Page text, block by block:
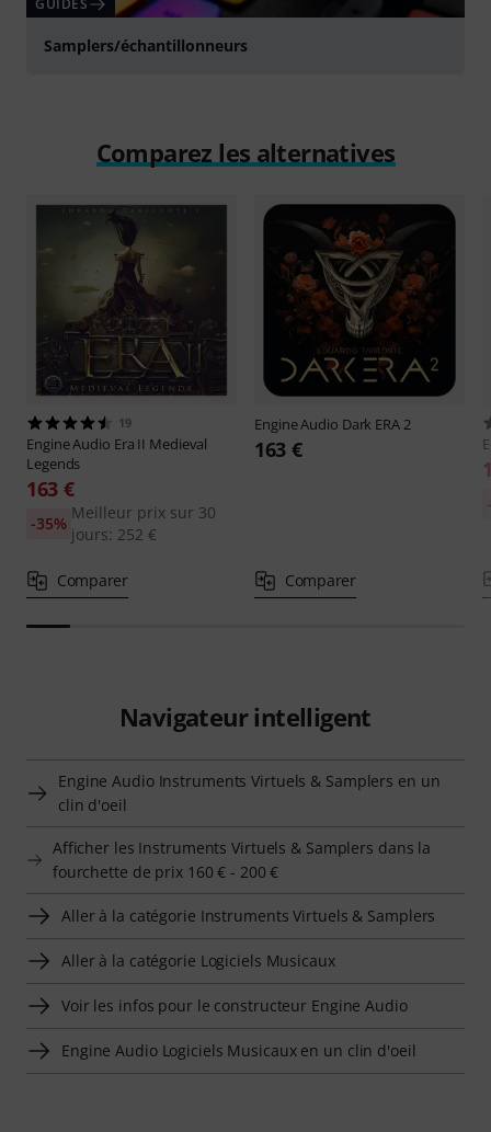
GUIDES
Samplers/échantillonneurs
Comparez les alternatives
19
Engine Audio Era II Medieval
Legends
163 €
Meilleur prix sur 30
jours: 252 €
-35%
Comparer
Engine Audio Dark ERA 2
163 €
Comparer
Navigateur intelligent
Engine Audio Instruments Virtuels & Samplers en un
clin d'oeil
Afficher les Instruments Virtuels & Samplers dans la
fourchette de prix 160 € - 200 €
Aller à la catégorie Instruments Virtuels & Samplers
Aller à la catégorie Logiciels Musicaux
Voir les infos pour le constructeur Engine Audio
Engine Audio Logiciels Musicaux en un clin d'oeil